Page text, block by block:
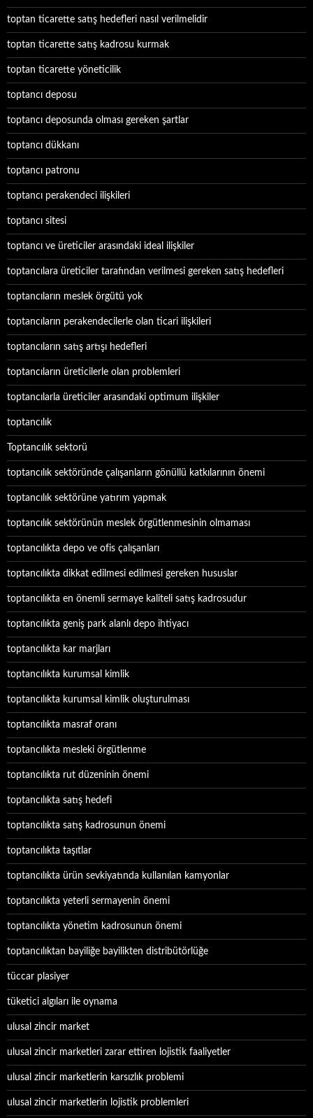
toptan ticarette satış hedefleri nasıl verilmelidir
toptan ticarette satış kadrosu kurmak
toptan ticarette yöneticilik
toptancı deposu
toptancı deposunda olması gereken şartlar
toptancı dükkanı
toptancı patronu
toptancı perakendeci ilişkileri
toptancı sitesi
toptancı ve üreticiler arasındaki ideal ilişkiler
toptancılara üreticiler tarafından verilmesi gereken satış hedefleri
toptancıların meslek örgütü yok
toptancıların perakendecilerle olan ticari ilişkileri
toptancıların satış artışı hedefleri
toptancıların üreticilerle olan problemleri
toptancılarla üreticiler arasındaki optimum ilişkiler
toptancılık
Toptancılık sektorü
toptancılık sektöründe çalışanların gönüllü katkılarının önemi
toptancılık sektörüne yatırım yapmak
toptancılık sektörünün meslek örgütlenmesinin olmaması
toptancılıkta depo ve ofis çalışanları
toptancılıkta dikkat edilmesi edilmesi gereken hususlar
toptancılıkta en önemli sermaye kaliteli satış kadrosudur
toptancılıkta geniş park alanlı depo ihtiyacı
toptancılıkta kar marjları
toptancılıkta kurumsal kimlik
toptancılıkta kurumsal kimlik oluşturulması
toptancılıkta masraf oranı
toptancılıkta mesleki örgütlenme
toptancılıkta rut düzeninin önemi
toptancılıkta satış hedefi
toptancılıkta satış kadrosunun önemi
toptancılıkta taşıtlar
toptancılıkta ürün sevkiyatında kullanılan kamyonlar
toptancılıkta yeterli sermayenin önemi
toptancılıkta yönetim kadrosunun önemi
toptancılıktan bayiliğe bayilikten distribütörlüğe
tüccar plasiyer
tüketici algıları ile oynama
ulusal zincir market
ulusal zincir marketleri zarar ettiren lojistik faaliyetler
ulusal zincir marketlerin karsızlık problemi
ulusal zincir marketlerin lojistik problemleri